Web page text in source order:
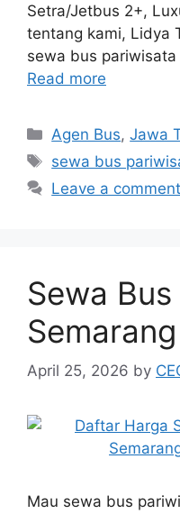
Setra/Jetbus 2+,
tentang kami, Lidya
sewa bus
Read more
Categories
Agen Bus,Jawa
Tags
sewa bus
Leave a comment
Sewa
April 25, 2026 by
Mau sewa bus